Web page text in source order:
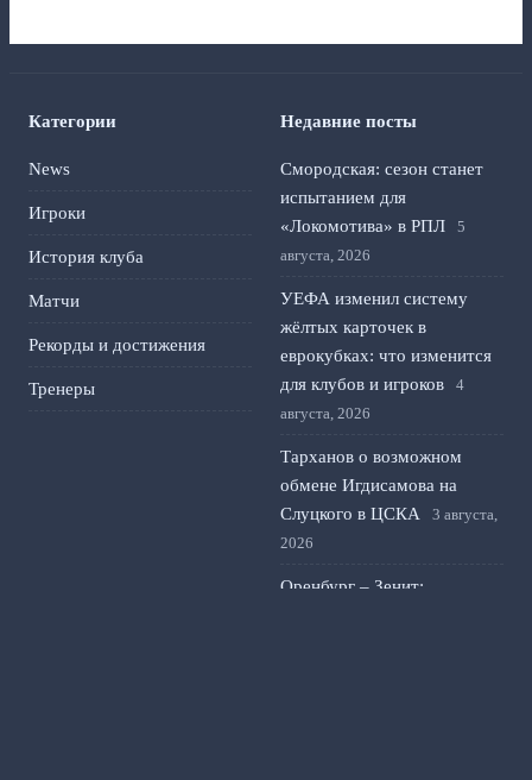
Категории
News
Игроки
История клуба
Матчи
Рекорды и достижения
Тренеры
Недавние посты
Смородская: сезон станет
испытанием для
«Локомотива» в РПЛ
5
августа, 2026
УЕФА изменил систему
жёлтых карточек в
еврокубках: что изменится
для клубов и игроков
4
августа, 2026
Тарханов о возможном
обмене Игдисамова на
Слуцкого в ЦСКА
3 августа,
2026
Оренбург – Зенит: